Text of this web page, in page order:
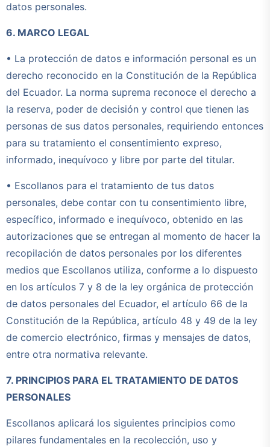
datos personales.
6. MARCO LEGAL
• La protección de datos e información personal es un
derecho reconocido en la Constitución de la República
del Ecuador. La norma suprema reconoce el derecho a
la reserva, poder de decisión y control que tienen las
personas de sus datos personales, requiriendo entonces
para su tratamiento el consentimiento expreso,
informado, inequívoco y libre por parte del titular.
• Escollanos para el tratamiento de tus datos
personales, debe contar con tu consentimiento libre,
específico, informado e inequívoco, obtenido en las
autorizaciones que se entregan al momento de hacer la
recopilación de datos personales por los diferentes
medios que Escollanos utiliza, conforme a lo dispuesto
en los artículos 7 y 8 de la ley orgánica de protección
de datos personales del Ecuador, el artículo 66 de la
Constitución de la República, artículo 48 y 49 de la ley
de comercio electrónico, firmas y mensajes de datos,
entre otra normativa relevante.
7. PRINCIPIOS PARA EL TRATAMIENTO DE DATOS
PERSONALES
Escollanos aplicará los siguientes principios como
pilares fundamentales en la recolección, uso y